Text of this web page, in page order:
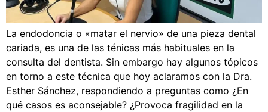
La endodoncia o «matar el nervio» de una pieza dental
cariada, es una de las ténicas más habituales en la
consulta del dentista. Sin embargo hay algunos tópicos
en torno a este técnica que hoy aclaramos con la Dra.
Esther Sánchez, respondiendo a preguntas como ¿En
qué casos es aconsejable? ¿Provoca fragilidad en la